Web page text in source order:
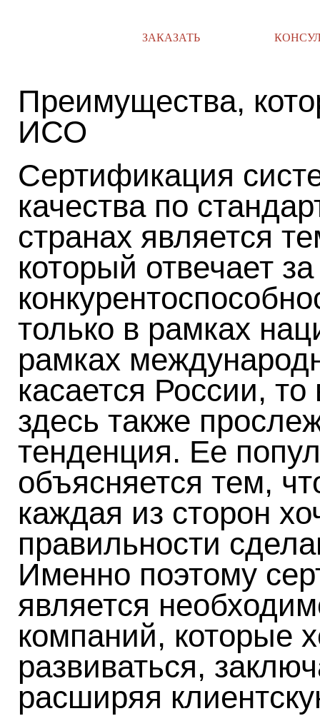
ЗАКАЗАТЬ
Преимущества,
ИСО
Сертификация
качества по
странах является
который отвечает за
только в рамках
рамках
касается России,
здесь также
тенденция. Ее
объясняется тем,
каждая из сторон
правильности
Именно поэтому
является
компаний, которые
развиваться,
расширяя